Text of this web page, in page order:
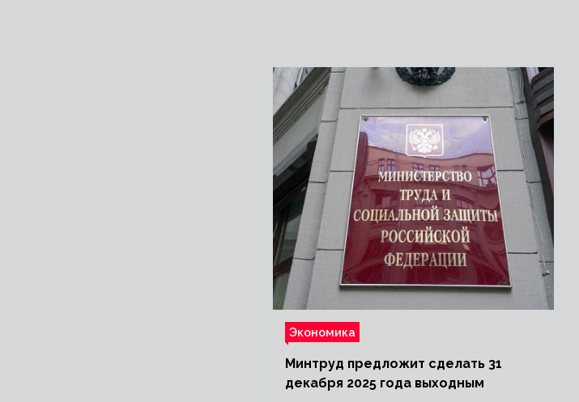
Экономика
Минтруд предложит сделать 31
декабря 2025 года выходным